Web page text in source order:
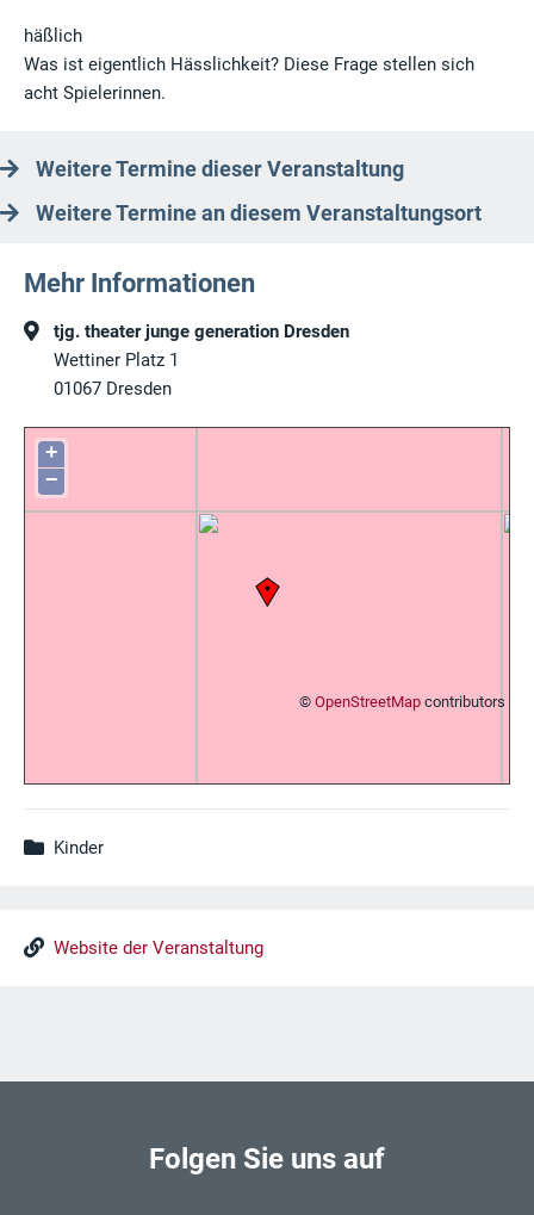
häßlich
Was ist eigentlich Hässlichkeit? Diese Frage stellen sich
acht Spielerinnen.
Weitere Termine dieser Veranstaltung
Weitere Termine an diesem Veranstaltungsort
Mehr Informationen
tjg. theater junge generation Dresden
Wettiner Platz 1
01067 Dresden
+
−
© OpenStreetMap contributors
Kinder
Website der Veranstaltung
Folgen Sie uns auf